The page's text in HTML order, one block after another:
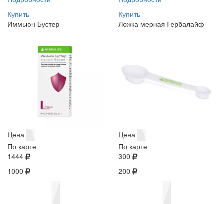
Купить
Купить
Иммьюн Бустер
Цена
По карте
1444
1000
Ложка мерная Гербалайф
Цена
По карте
300
200